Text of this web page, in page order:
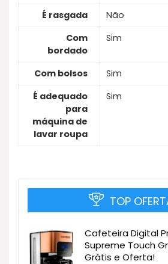
É rasgada
Não
Com
bordado
Sim
Com bolsos
Sim
É adequado
para
máquina de
lavar roupa
Sim
TOP
Cafeteira Digital
Supreme Touch
Grátis e Oferta!